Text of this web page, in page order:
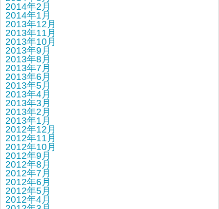
2014年2月
2014年1月
2013年12月
2013年11月
2013年10月
2013年9月
2013年8月
2013年7月
2013年6月
2013年5月
2013年4月
2013年3月
2013年2月
2013年1月
2012年12月
2012年11月
2012年10月
2012年9月
2012年8月
2012年7月
2012年6月
2012年5月
2012年4月